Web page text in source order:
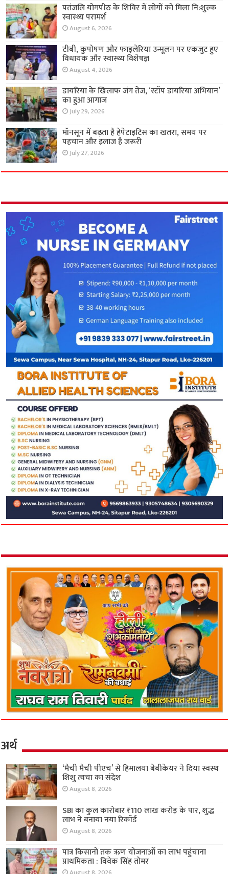
पतंजलि योगपीठ के शिविर में लोगों को मिला नि:शुल्क
स्वास्थ्य परामर्श
August 6, 2026
टीबी, कुपोषण और फाइलेरिया उन्मूलन पर एकजुट हुए
विधायक और स्वास्थ्य विशेषज्ञ
August 4, 2026
डायरिया के खिलाफ जंग तेज, ‘स्टॉप डायरिया अभियान’
का हुआ आगाज
July 29, 2026
मॉनसून में बढ़ता है हेपेटाइटिस का खतरा, समय पर
पहचान और इलाज है जरूरी
July 27, 2026
अर्थ
‘मैची मैची पीएच’ से हिमालया बेबीकेयर ने दिया स्वस्थ
शिशु त्वचा का संदेश
August 8, 2026
SBI का कुल कारोबार ₹110 लाख करोड़ के पार, शुद्ध
लाभ ने बनाया नया रिकॉर्ड
August 8, 2026
पात्र किसानों तक ऋण योजनाओं का लाभ पहुंचाना
प्राथमिकता : विवेक सिंह तोमर